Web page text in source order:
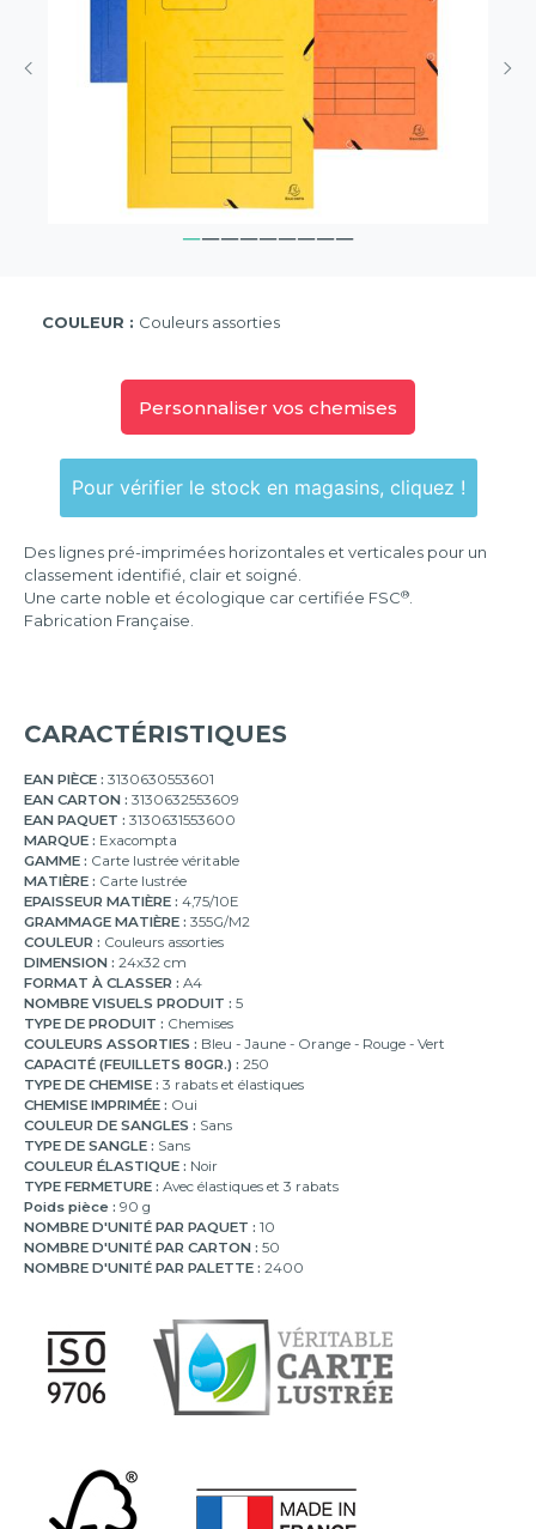
COULEUR : Couleurs assorties
Personnaliser vos chemises
Pour vérifier le stock en magasins, cliquez !
Des lignes pré-imprimées horizontales et verticales pour un
classement identifié, clair et soigné.
Une carte noble et écologique car certifiée FSC®.
Fabrication Française.
CARACTÉRISTIQUES
EAN PIÈCE : 3130630553601
EAN CARTON : 3130632553609
EAN PAQUET : 3130631553600
MARQUE : Exacompta
GAMME : Carte lustrée véritable
MATIÈRE : Carte lustrée
EPAISSEUR MATIÈRE : 4,75/10E
GRAMMAGE MATIÈRE : 355G/M2
COULEUR : Couleurs assorties
DIMENSION : 24x32 cm
FORMAT À CLASSER : A4
NOMBRE VISUELS PRODUIT : 5
TYPE DE PRODUIT : Chemises
COULEURS ASSORTIES : Bleu - Jaune - Orange - Rouge - Vert
CAPACITÉ (FEUILLETS 80GR.) : 250
TYPE DE CHEMISE : 3 rabats et élastiques
CHEMISE IMPRIMÉE : Oui
COULEUR DE SANGLES : Sans
TYPE DE SANGLE : Sans
COULEUR ÉLASTIQUE : Noir
TYPE FERMETURE : Avec élastiques et 3 rabats
Poids pièce : 90 g
NOMBRE D'UNITÉ PAR PAQUET : 10
NOMBRE D'UNITÉ PAR CARTON : 50
NOMBRE D'UNITÉ PAR PALETTE : 2400